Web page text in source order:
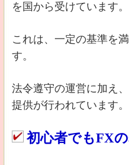
を国から受けています。
これは、一定の基準を
す。
法令遵守の運営に加え、
提供が行われています。
初心者でもFX